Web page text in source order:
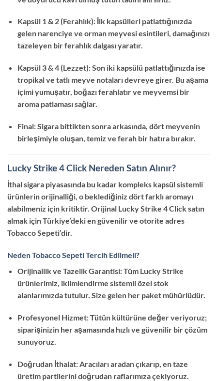
Kapsül 1 & 2 (Ferahlık): İlk kapsülleri patlattığınızda
gelen narenciye ve orman meyvesi esintileri, damağınızı
tazeleyen bir ferahlık dalgası yaratır.
Kapsül 3 & 4 (Lezzet): Son iki kapsülü patlattığınızda ise
tropikal ve tatlı meyve notaları devreye girer. Bu aşama
içimi yumuşatır, boğazı ferahlatır ve meyvemsi bir
aroma patlaması sağlar.
Final: Sigara bittikten sonra arkasında, dört meyvenin
birleşimiyle oluşan, temiz ve ferah bir hatıra bırakır.
Lucky Strike 4 Click Nereden Satın Alınır?
İthal sigara piyasasında bu kadar kompleks kapsül sistemli
ürünlerin orijinalliği, o beklediğiniz dört farklı aromayı
alabilmeniz için kritiktir. Orijinal Lucky Strike 4 Click satın
almak için Türkiye’deki en güvenilir ve otorite adres
Tobacco Sepeti’dir.
Neden Tobacco Sepeti Tercih Edilmeli?
Orijinallik ve Tazelik Garantisi: Tüm Lucky Strike
ürünlerimiz, iklimlendirme sistemli özel stok
alanlarımızda tutulur. Size gelen her paket mühürlüdür.
Profesyonel Hizmet: Tütün kültürüne değer veriyoruz;
siparişinizin her aşamasında hızlı ve güvenilir bir çözüm
sunuyoruz.
Doğrudan İthalat: Aracıları aradan çıkarıp, en taze
üretim partilerini doğrudan raflarımıza çekiyoruz.